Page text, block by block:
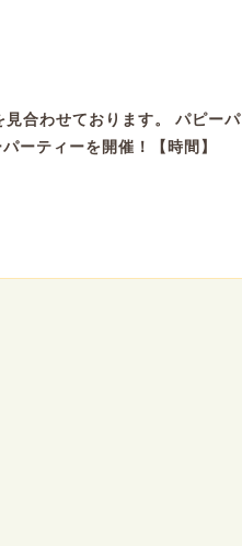
合わせております。 パピーパ
ティーを開催！【時間】